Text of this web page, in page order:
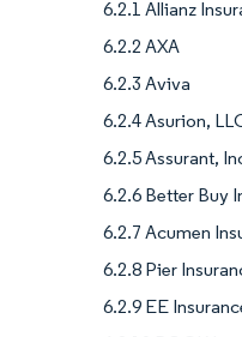
6.2.1 Allianz
6.2.2 AXA
6.2.3 Aviva
6.2.4 Asurion,
6.2.5 Assurant,
6.2.6 Better Buy
6.2.7 Acumen
6.2.8 Pier
6.2.9 EE